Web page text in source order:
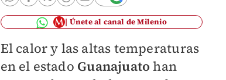
Únete al canal de Milenio
El calor y las altas temperaturas
en el estado Guanajuatohan